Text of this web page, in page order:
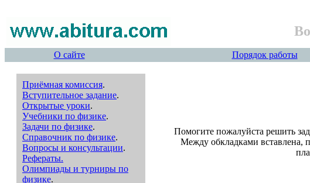
О сайте Порядок работы
Приёмная комиссия.
Вступительное задание.
Открытые уроки.
Учебники по физике.
Задачи по физике.
Справочник по физике.
Вопросы и консультации.
Рефераты.
Олимпиады и турниры по
физике.
Помогите пожалуйста решить
Между обкладками вставлена,